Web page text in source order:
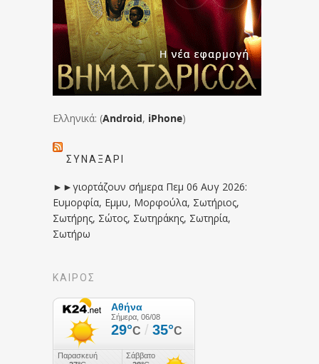
Ελληνικά: (Android, iPhone)
ΣΥΝΑΞΆΡΙ
►►γιορτάζουν σήμερα Πεμ 06 Αυγ 2026:
Ευμορφία, Εμμυ, Μορφούλα, Σωτήριος,
Σωτήρης, Σώτος, Σωτηράκης, Σωτηρία,
Σωτήρω
ΚΑΙΡΟΣ